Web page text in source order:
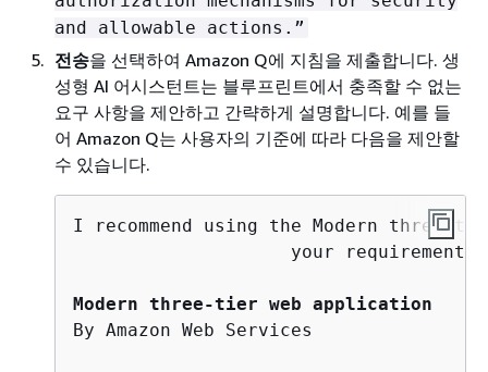
and allowable actions.”
전송을 선택하여 Amazon Q에 지침을 제출합니다. 생
성형 AI 어시스턴트는 블루프린트에서 충족할 수 없는
요구 사항을 제안하고 간략하게 설명합니다. 예를 들
어 Amazon Q는 사용자의 기준에 따라 다음을 제안할
수 있습니다.
I recommend using the Modern
your
Modern three-tier web application
By Amazon Web Services